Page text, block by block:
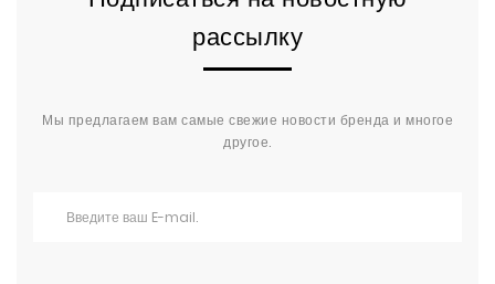
рассылку
Мы предлагаем вам самые свежие новости бренда и многое
другое.